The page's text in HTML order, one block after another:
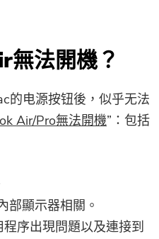
法開機？
的电源按钮後，似乎无法
Air/Pro無法開機”：包括
部顯示器相關。
序出現問題以及連接到